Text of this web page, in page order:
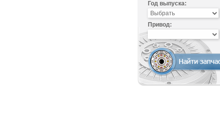
Год выпуска:
Привод: